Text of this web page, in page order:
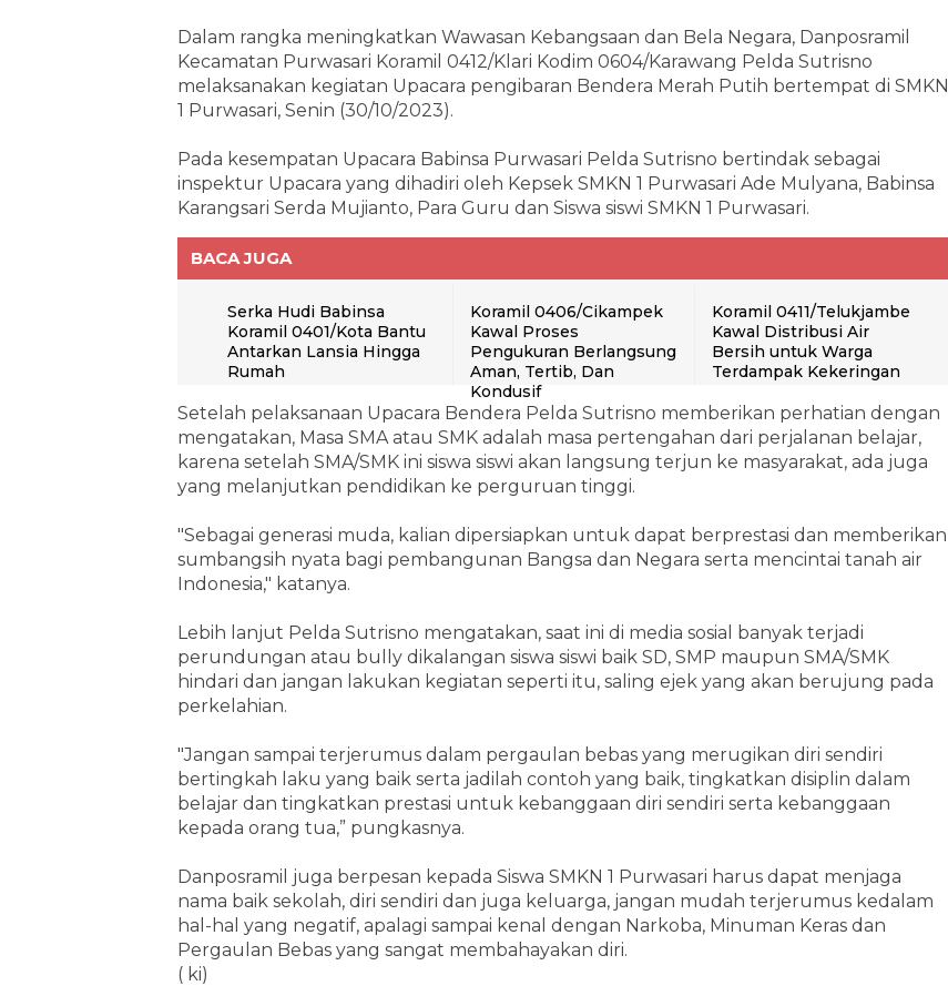
Dalam rangka meningkatkan Wawasan Kebangsaan dan Bela Negara, Danposramil
Kecamatan Purwasari Koramil 0412/Klari Kodim 0604/Karawang Pelda Sutrisno
melaksanakan kegiatan Upacara pengibaran Bendera Merah Putih bertempat di SMKN
1 Purwasari, Senin (30/10/2023).
Pada kesempatan Upacara Babinsa Purwasari Pelda Sutrisno bertindak sebagai
inspektur Upacara yang dihadiri oleh Kepsek SMKN 1 Purwasari Ade Mulyana, Babinsa
Karangsari Serda Mujianto, Para Guru dan Siswa siswi SMKN 1 Purwasari.
BACA JUGA
Serka Hudi Babinsa
Koramil 0401/Kota Bantu
Antarkan Lansia Hingga
Rumah
Koramil 0406/Cikampek
Kawal Proses
Pengukuran Berlangsung
Aman, Tertib, Dan
Kondusif
Koramil 0411/Telukjambe
Kawal Distribusi Air
Bersih untuk Warga
Terdampak Kekeringan
Setelah pelaksanaan Upacara Bendera Pelda Sutrisno memberikan perhatian dengan
mengatakan, Masa SMA atau SMK adalah masa pertengahan dari perjalanan belajar,
karena setelah SMA/SMK ini siswa siswi akan langsung terjun ke masyarakat, ada juga
yang melanjutkan pendidikan ke perguruan tinggi.
"Sebagai generasi muda, kalian dipersiapkan untuk dapat berprestasi dan memberikan
sumbangsih nyata bagi pembangunan Bangsa dan Negara serta mencintai tanah air
Indonesia," katanya.
Lebih lanjut Pelda Sutrisno mengatakan, saat ini di media sosial banyak terjadi
perundungan atau bully dikalangan siswa siswi baik SD, SMP maupun SMA/SMK
hindari dan jangan lakukan kegiatan seperti itu, saling ejek yang akan berujung pada
perkelahian.
"Jangan sampai terjerumus dalam pergaulan bebas yang merugikan diri sendiri
bertingkah laku yang baik serta jadilah contoh yang baik, tingkatkan disiplin dalam
belajar dan tingkatkan prestasi untuk kebanggaan diri sendiri serta kebanggaan
kepada orang tua,” pungkasnya.
Danposramil juga berpesan kepada Siswa SMKN 1 Purwasari harus dapat menjaga
nama baik sekolah, diri sendiri dan juga keluarga, jangan mudah terjerumus kedalam
hal-hal yang negatif, apalagi sampai kenal dengan Narkoba, Minuman Keras dan
Pergaulan Bebas yang sangat membahayakan diri.
( ki)